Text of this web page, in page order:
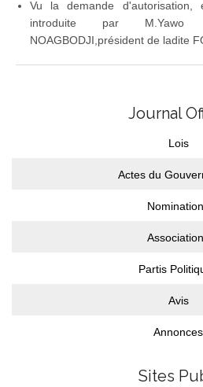
Vu la demande
introduite par M.Yawo
NOAGBODJI,président de ladite
Journal
Lois
Actes du
Partis
Avis
Annonces
Sites